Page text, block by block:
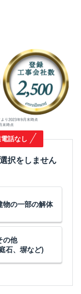
話なし
択をしません
物の一部の解体
の他
石、塀など)